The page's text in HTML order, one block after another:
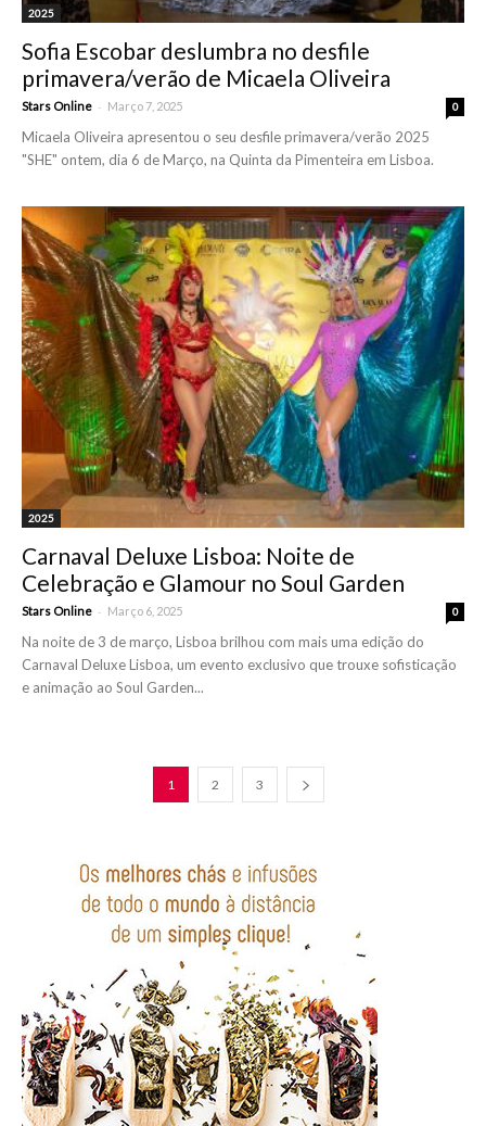
2025
Sofia Escobar deslumbra no desfile
primavera/verão de Micaela Oliveira
Stars Online - Março 7, 2025 0
Micaela Oliveira apresentou o seu desfile primavera/verão 2025
"SHE" ontem, dia 6 de Março, na Quinta da Pimenteira em Lisboa.
2025
Carnaval Deluxe Lisboa: Noite de
Celebração e Glamour no Soul Garden
Stars Online - Março 6, 2025 0
Na noite de 3 de março, Lisboa brilhou com mais uma edição do
Carnaval Deluxe Lisboa, um evento exclusivo que trouxe sofisticação
e animação ao Soul Garden...
1 2 3